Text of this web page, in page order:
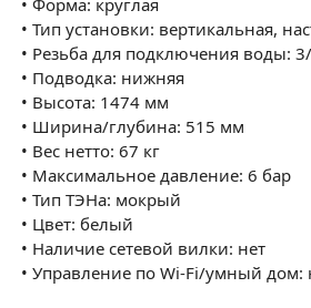
• Тип установки: вертикальная,
• Резьба для подключения воды:
• Подводка: нижняя
• Высота: 1474 мм
• Ширина/глубина: 515 мм
• Вес нетто: 67 кг
• Максимальное давление: 6 бар
• Тип ТЭНа: мокрый
• Цвет: белый
• Наличие сетевой вилки: нет
• Управление по Wi-Fi/умный дом: